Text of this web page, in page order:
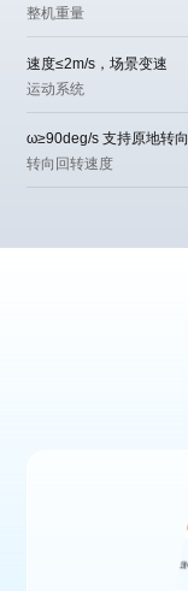
整机重量
速度≤2m/s，场景变速
运动系统
ω≥90deg/s 支持原地转向
转向回转速度